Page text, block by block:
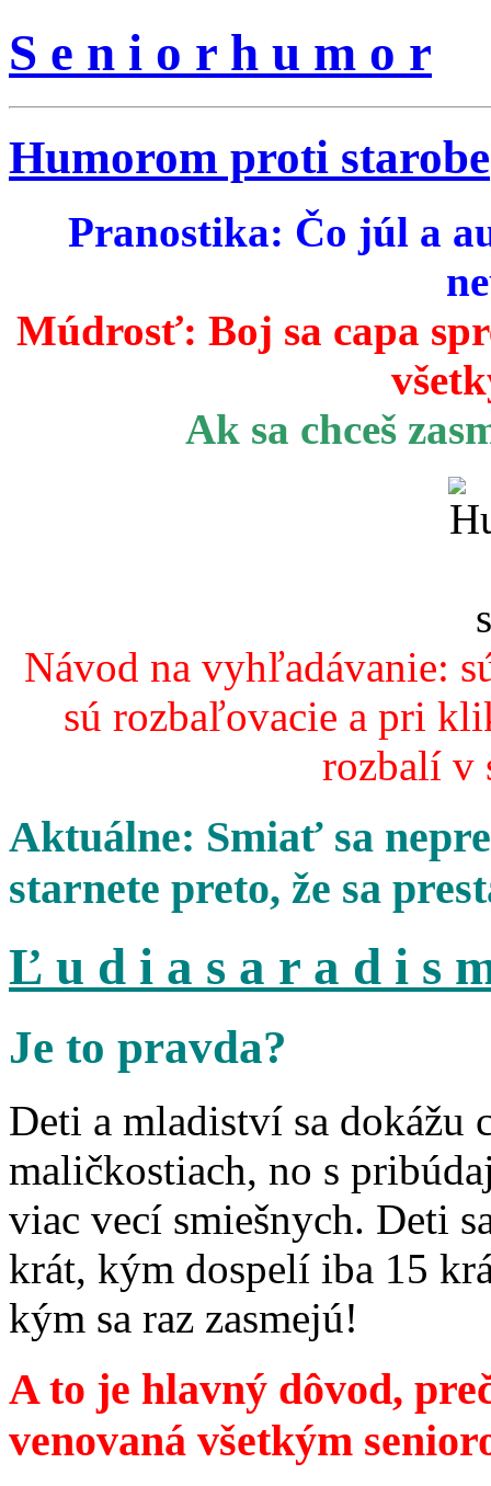
S e n i o r h u m o r
Humorom proti starobe
Pranostika: Čo júl a
Múdrosť: Boj sa capa
Ak sa chceš
Návod na vyhľadávanie:
sú rozbaľovacie a pri
rozbalí v
Aktuálne: Smiať sa
starnete preto, že sa
Ľ u d i a s a r a d i s
Je to pravda?
Deti a mladiství sa dokážu
maličkostiach, no s
viac vecí smiešnych. Deti
krát, kým dospelí iba 15
kým sa raz zasmejú!
A to je hlavný dôvod,
venovaná všetkým